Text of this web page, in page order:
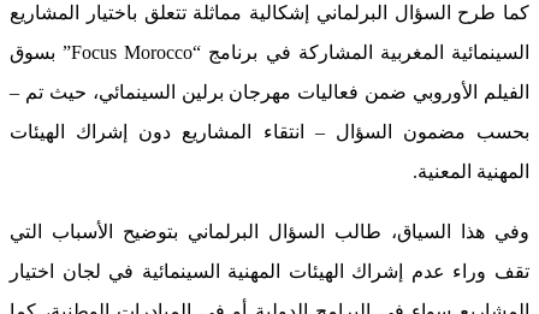
كما طرح السؤال البرلماني إشكالية مماثلة تتعلق باختيار المشاريع
السينمائية المغربية المشاركة في برنامج “Focus Morocco” بسوق
الفيلم الأوروبي ضمن فعاليات مهرجان برلين السينمائي، حيث تم –
بحسب مضمون السؤال – انتقاء المشاريع دون إشراك الهيئات
المهنية المعنية.
وفي هذا السياق، طالب السؤال البرلماني بتوضيح الأسباب التي
تقف وراء عدم إشراك الهيئات المهنية السينمائية في لجان اختيار